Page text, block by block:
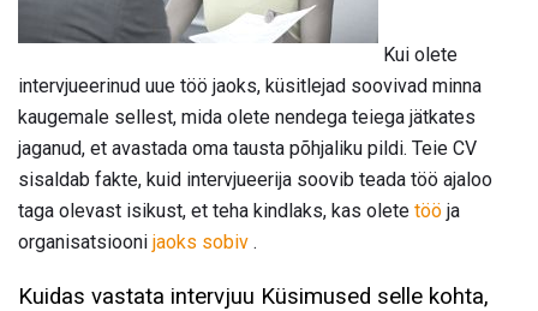
Kui olete
intervjueerinud uue töö jaoks, küsitlejad soovivad minna
kaugemale sellest, mida olete nendega teiega jätkates
jaganud, et avastada oma tausta põhjaliku pildi. Teie CV
sisaldab fakte, kuid intervjueerija soovib teada töö ajaloo
taga olevast isikust, et teha kindlaks, kas olete töö ja
organisatsiooni jaoks sobiv .
Kuidas vastata intervjuu Küsimused selle kohta,